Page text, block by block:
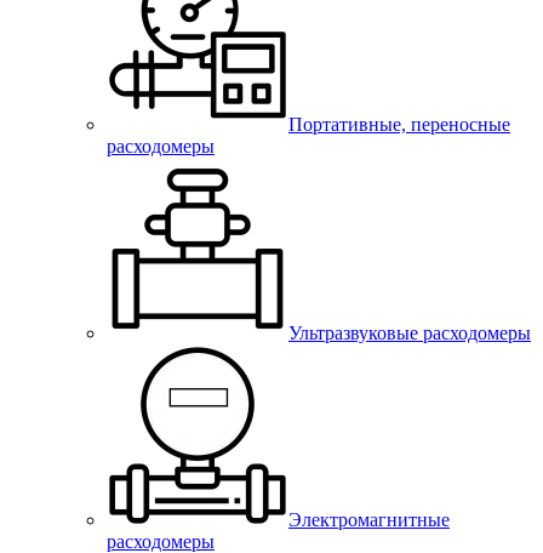
Портативные, переносные
расходомеры
Ультразвуковые расходомеры
Электромагнитные
расходомеры